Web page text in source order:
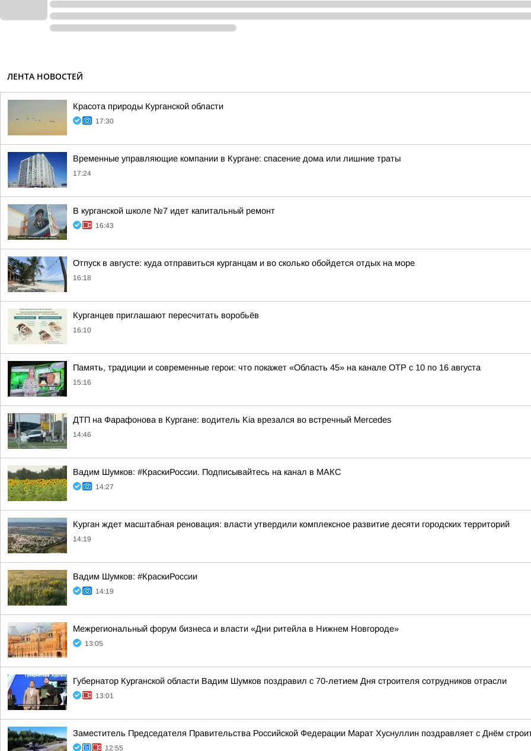
ЛЕНТА НОВОСТЕЙ
Красота природы Курганской области
17:30
Временные управляющие компании в Кургане: спасение дома или лишние траты
17:24
В курганской школе №7 идет капитальный ремонт
16:43
Отпуск в августе: куда отправиться курганцам и во сколько обойдется отдых на море
16:18
Курганцев приглашают пересчитать воробьёв
16:10
Память, традиции и современные герои: что покажет «Область 45» на канале ОТР с 10 по 16 августа
15:16
ДТП на Фарафонова в Кургане: водитель Kia врезался во встречный Mercedes
14:46
Вадим Шумков: #КраскиРоссии. Подписывайтесь на канал в МАКС
14:27
Курган ждет масштабная реновация: власти утвердили комплексное развитие десяти городских территорий
14:19
Вадим Шумков: #КраскиРоссии
14:19
Межрегиональный форум бизнеса и власти «Дни ритейла в Нижнем Новгороде»
13:05
Губернатор Курганской области Вадим Шумков поздравил с 70-летием Дня строителя сотрудников отрасли
13:01
Заместитель Председателя Правительства Российской Федерации Марат Хуснуллин поздравляет с Днём
12:55